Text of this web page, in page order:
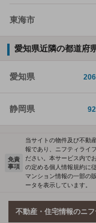
東海市
愛知県近隣の都道府
愛知県
静岡県
免責
事項
当サイトの物件及び不動
報であり、ニフティライ
ださい。本サービス内で
の定める個人情報規約に
マンション情報の一部の
ータを表示しています。
不動産・住宅情報のニ